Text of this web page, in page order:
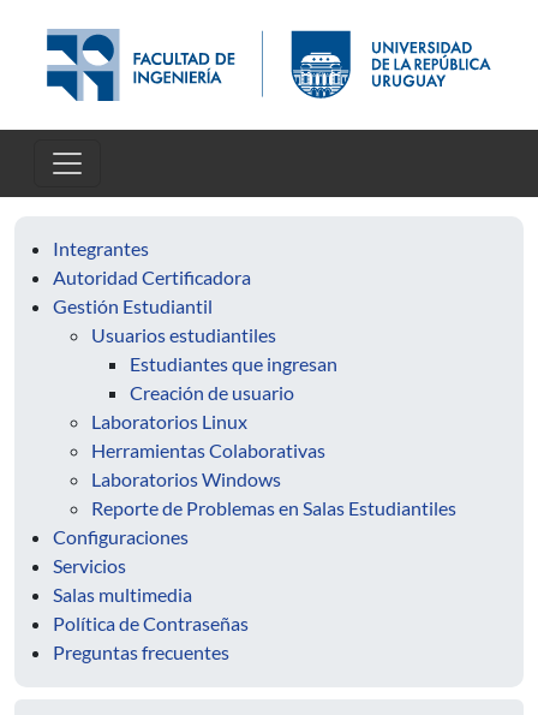
Integrantes
Autoridad Certificadora
Gestión Estudiantil
Usuarios estudiantiles
Estudiantes que ingresan
Creación de usuario
Laboratorios Linux
Herramientas Colaborativas
Laboratorios Windows
Reporte de Problemas en Salas Estudiantiles
Configuraciones
Servicios
Salas multimedia
Política de Contraseñas
Preguntas frecuentes